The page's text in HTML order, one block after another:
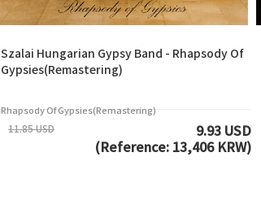
Szalai Hungarian Gypsy Band - Rhapsody Of
Gypsies(Remastering)
Rhapsody Of Gypsies(Remastering)
11.85 USD
9.93 USD
(Reference: 13,406 KRW)